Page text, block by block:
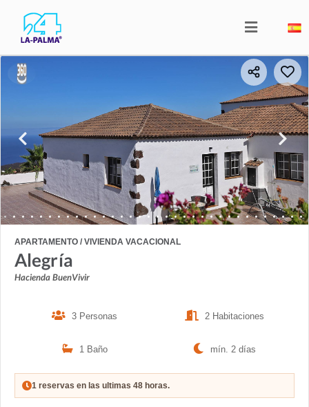
APARTAMENTO / VIVIENDA VACACIONAL
Alegría
Hacienda BuenVivir
3 Personas 2 Habitaciones
1 Baño mín. 2 días
1 reservas en las ultimas 48 horas.